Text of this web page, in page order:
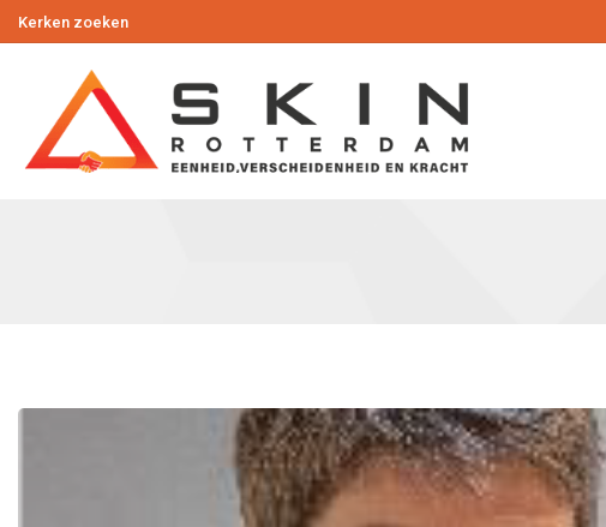
Kerken zoeken